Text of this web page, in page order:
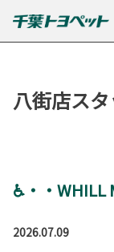
八街店ス
♿・・WHILL
2026.07.09